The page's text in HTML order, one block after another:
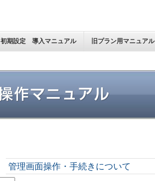
初期設定 導入マニュアル 旧プラン用マニュアル
管理画面操作・手続きについて